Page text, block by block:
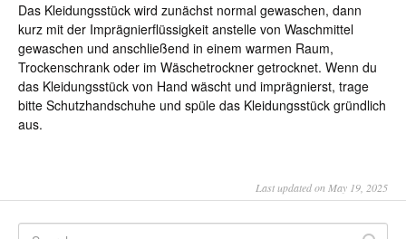
Das Kleidungsstück wird zunächst normal gewaschen, dann
kurz mit der Imprägnierflüssigkeit anstelle von Waschmittel
gewaschen und anschließend in einem warmen Raum,
Trockenschrank oder im Wäschetrockner getrocknet. Wenn du
das Kleidungsstück von Hand wäscht und imprägnierst, trage
bitte Schutzhandschuhe und spüle das Kleidungsstück gründlich
aus.
Last updated on May 19, 2025